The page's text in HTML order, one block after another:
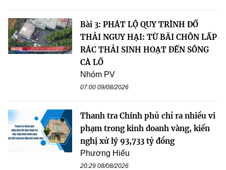
Bài 3: PHÁT LỘ QUY TRÌNH ĐỔ
THẢI NGUY HẠI: TỪ BÃI CHÔN LẤP
RÁC THẢI SINH HOẠT ĐẾN SÔNG
CÀ LỒ
Nhóm PV
07:00 09/08/2026
Thanh tra Chính phủ chỉ ra nhiều vi
phạm trong kinh doanh vàng, kiến
nghị xử lý 93,733 tỷ đồng
Phương Hiếu
20:29 08/08/2026